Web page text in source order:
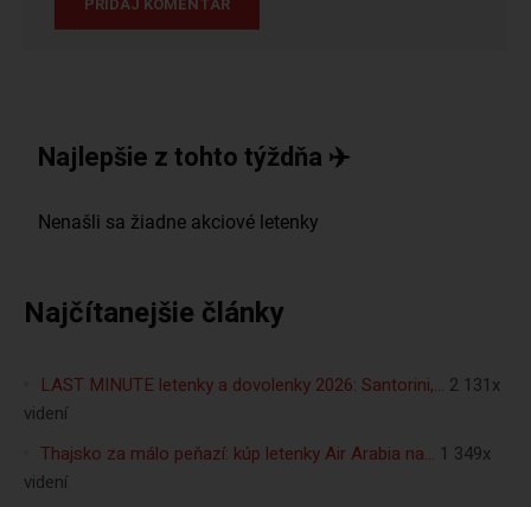
Najlepšie z tohto týždňa ✈️
Najčítanejšie články
LAST MINUTE letenky a dovolenky 2026: Santorini,… 2 131x
videní
Thajsko za málo peňazí: kúp letenky Air Arabia na… 1 349x
videní